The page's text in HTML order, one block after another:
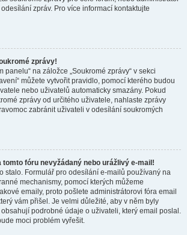
zpráv. Pro více informací kontaktujte
zprávy!
panelu“ na záložce „Soukromé zprávy“ v sekci
můžete vytvořit pravidlo, pomocí kterého budou
nebo uživatelů automaticky smazány. Pokud
zprávy od určitého uživatele, nahlaste zprávy
zabránit uživateli v odesílání soukromých
tomto fóru nevyžádaný nebo urážlivý e-mail!
stalo. Formulář pro odesílání e-mailů používaný na
mechanismy, pomocí kterých můžeme
emaily, proto pošlete administrátorovi fóra email
vám přišel. Je velmi důležité, aby v něm byly
podrobné údaje o uživateli, který email poslal.
moci problém vyřešit.